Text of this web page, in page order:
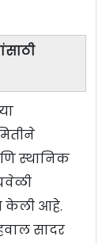
स्थानिक
केली आहे.
सादर